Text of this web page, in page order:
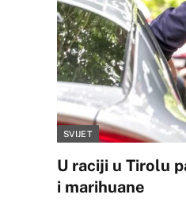
SVIJET
U raciji u Tirolu
i marihuane